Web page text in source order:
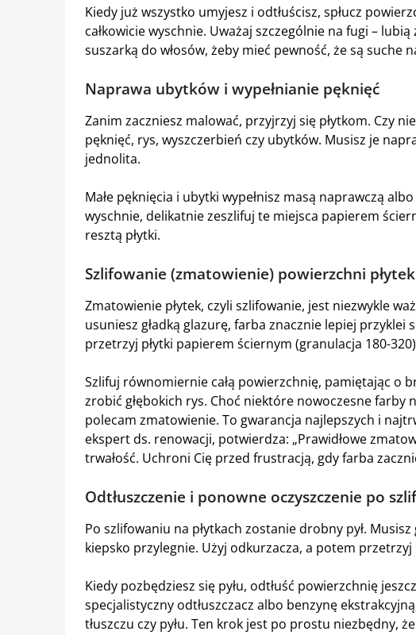
Kiedy już wszystko umyjesz i odtłuścisz, spłucz
całkowicie wyschnie. Uważaj szczególnie na fugi –
suszarką do włosów, żeby mieć pewność, że są suche
Naprawa ubytków i wypełnianie pęknięć
Zanim zaczniesz malować, przyjrzyj się płytkom. Czy
pęknięć, rys, wyszczerbień czy ubytków. Musisz je
jednolita.
Małe pęknięcia i ubytki wypełnisz masą naprawczą
wyschnie, delikatnie zeszlifuj te miejsca papierem
resztą płytki.
Szlifowanie (zmatowienie) powierzchni płytek
Zmatowienie płytek, czyli szlifowanie, jest niezwykle
usuniesz gładką glazurę, farba znacznie lepiej przyklei
przetrzyj płytki papierem ściernym (granulacja 180-
Szlifuj równomiernie całą powierzchnię, pamiętając o
zrobić głębokich rys. Choć niektóre nowoczesne farby
polecam zmatowienie. To gwarancja najlepszych i
ekspert ds. renowacji, potwierdza: „Prawidłowe
trwałość. Uchroni Cię przed frustracją, gdy farba
Odtłuszczenie i ponowne oczyszczenie po
Po szlifowaniu na płytkach zostanie drobny pył.
kiepsko przylegnie. Użyj odkurzacza, a potem przetrzyj
Kiedy pozbędziesz się pyłu, odtłuść powierzchnię
specjalistyczny odtłuszczacz albo benzynę
tłuszczu czy pyłu. Ten krok jest po prostu niezbędny,